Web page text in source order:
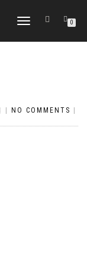
TOGGLE
0
NO COMMENTS